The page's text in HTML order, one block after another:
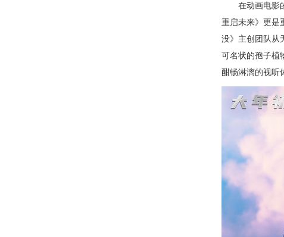
在动画电影的
重启未来》更是
没》主创团队从
可名状的孢子植
酣畅淋漓的视听